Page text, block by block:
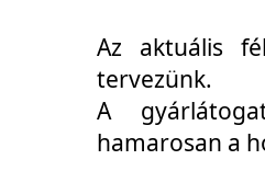
Az aktuális
tervezünk.
A
hamarosan a